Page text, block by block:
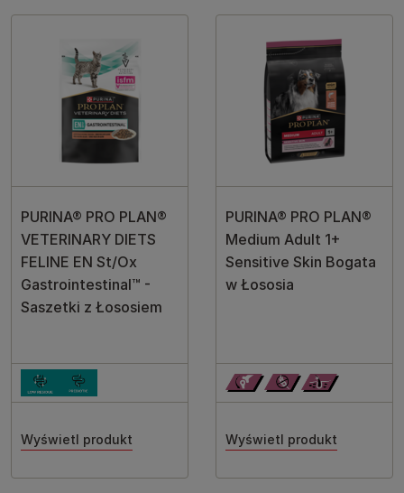
PURINA® PRO PLAN®
VETERINARY DIETS
FELINE EN St/Ox
Gastrointestinal™ -
Saszetki z Łososiem
Wyświetl produkt
PURINA® PRO PLAN®
Medium Adult 1+
Sensitive Skin Bogata
w Łososia
Wyświetl produkt